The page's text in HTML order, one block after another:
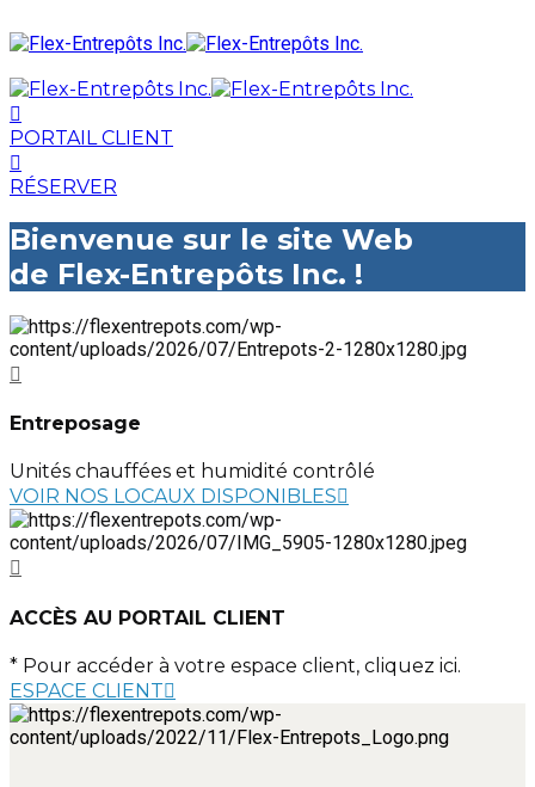
PORTAIL CLIENT
RÉSERVER
Bienvenue sur le site Web
de Flex-Entrepôts Inc. !
Entreposage
Unités chauffées et humidité contrôlé
VOIR NOS LOCAUX DISPONIBLES
ACCÈS AU PORTAIL CLIENT
* Pour accéder à votre espace client, cliquez ici.
ESPACE CLIENT